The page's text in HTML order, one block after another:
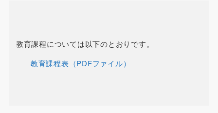
教育課程については以下のとおりです。
教育課程表（PDFファイル）